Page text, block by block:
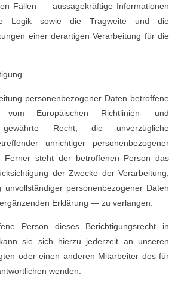
Fällen — aussagekräftige Informationen
Logik sowie die Tragweite und die
einer derartigen Verarbeitung für die
personenbezogener Daten betroffene
Europäischen Richtlinien- und
gewährte Recht, die unverzügliche
unrichtiger personenbezogener
Ferner steht der betroffenen Person das
der Zwecke der Verarbeitung,
unvollständiger personenbezogener Daten
Erklärung — zu verlangen.
Person dieses Berichtigungsrecht in
sie sich hierzu jederzeit an unseren
oder einen anderen Mitarbeiter des für
wenden.